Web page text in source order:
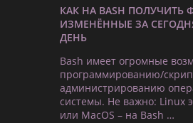
КАК НА BASH ПОЛУЧИТЬ
ИЗМЕНЁННЫЕ ЗА
ДЕНЬ
Bash имеет огромные
программированию/
администрированию
системы. Не важно: Linux
или MacOS – на Bash …